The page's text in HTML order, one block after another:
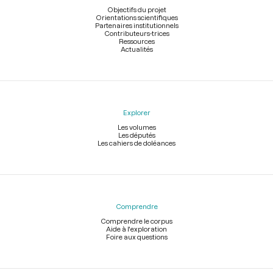
Objectifs du projet
Orientations scientifiques
Partenaires institutionnels
Contributeurs-trices
Ressources
Actualités
Explorer
Les volumes
Les députés
Les cahiers de doléances
Comprendre
Comprendre le corpus
Aide à l'exploration
Foire aux questions